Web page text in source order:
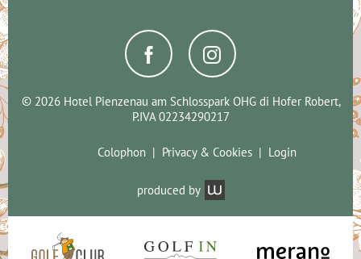
© 2026 Hotel Pienzenau am Schlosspark OHG di Hofer Robert,
P.IVA 02234290217
Colophon Privacy & Cookies Login
produced by